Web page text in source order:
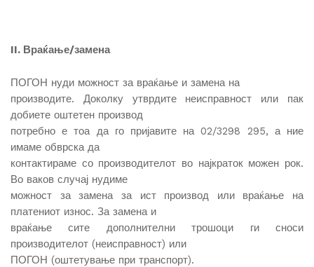
II. Враќање/замена
ПОГОН нуди можност за враќање и замена на
производите. Доколку утврдите неисправност или пак
добиете оштетен производ
потребно е тоа да го пријавите на 02/3298 295, а ние
имаме обврска да
контактираме со производителот во најкраток можен рок.
Во ваков случај нудиме
можност за замена за ист производ или враќање на
платениот износ. За замена и
враќање сите дополнителни трошоци ги сноси
производителот (неисправност) или
ПОГОН (оштетување при транспорт).